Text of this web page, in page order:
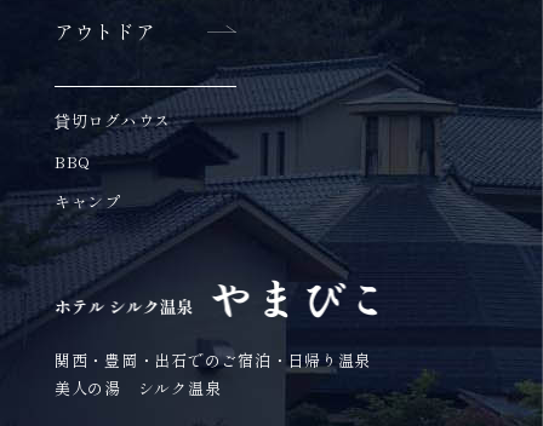
アウトドア
貸切ログハウス
BBQ
キャンプ
関西・豊岡・出石でのご宿泊・日帰り温泉
美人の湯 シルク温泉